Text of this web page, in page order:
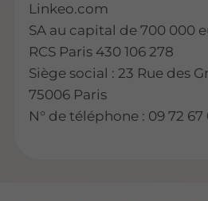
Linkeo.com
SA au capital de 700 000
RCS Paris 430 106 278
Siège social : 23 Rue des
75006 Paris
N° de téléphone : 09 72 67